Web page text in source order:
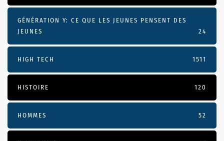
GÉNÉRATION Y: CE QUE LES JEUNES PENSENT DES
JEUNES
24
HIGH TECH 1511
HISTOIRE 120
HOMMES 52